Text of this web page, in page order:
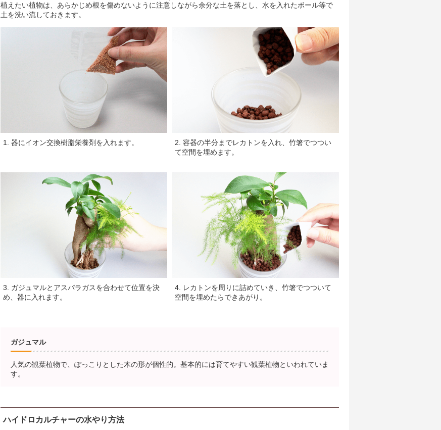
植えたい植物は、あらかじめ根を傷めないように注意しながら余分な土を落とし、水を入れたボール等で
土を洗い流しておきます。
1. 器にイオン交換樹脂栄養剤を入れます。
2. 容器の半分までレカトンを入れ、竹箸でつつい
て空間を埋めます。
3. ガジュマルとアスパラガスを合わせて位置を決
め、器に入れます。
4. レカトンを周りに詰めていき、竹箸でつついて
空間を埋めたらできあがり。
ガジュマル
人気の観葉植物で、ぽっこりとした木の形が個性的。基本的には育てやすい観葉植物といわれていま
す。
ハイドロカルチャーの水やり方法